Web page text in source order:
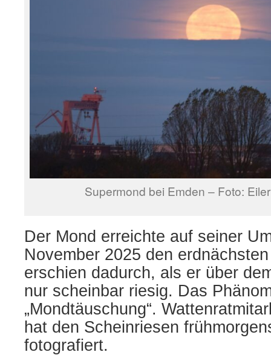
Supermond bei Emden – Foto:
Der Mond erreichte auf seiner
November 2025 den
erschien dadurch, als er über
nur scheinbar riesig. Das
„Mondtäuschung“.
hat den Scheinriesen
fotografiert.